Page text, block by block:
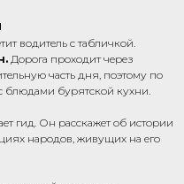
водитель с табличкой.
Дорога проходит через
часть дня, поэтому по
блюдами бурятской кухни.
гид. Он расскажет об истории
народов, живущих на его